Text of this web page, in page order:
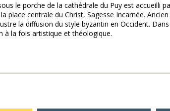
le porche de la cathédrale du Puy est accueilli
place centrale du Christ, Sagesse Incarnée.
la diffusion du style byzantin en Occident.
à la fois artistique et théologique.